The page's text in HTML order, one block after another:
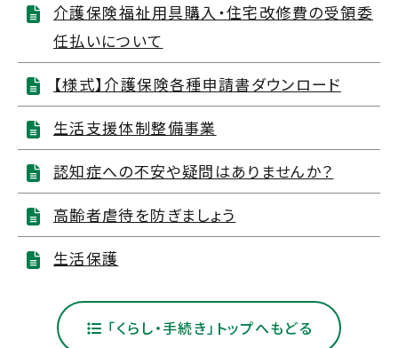
介護保険福祉用具購入・住宅改修費の受領委
任払いについて
【様式】介護保険各種申請書ダウンロード
生活支援体制整備事業
認知症への不安や疑問はありませんか？
高齢者虐待を防ぎましょう
生活保護
「くらし・手続き」トップへもどる